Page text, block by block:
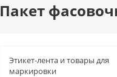
Пакет
Этикет-лента и товары для
маркировки